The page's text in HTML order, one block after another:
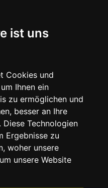
ist uns
Cookies und
Ihnen ein
zu ermöglichen und
besser an Ihre
Diese Technologien
Ergebnisse zu
woher unsere
unsere Website